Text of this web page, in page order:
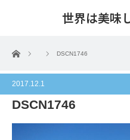
世界は美味
ホーム DSCN1746
2017.12.1
DSCN1746